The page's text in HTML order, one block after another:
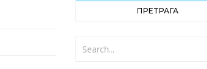
ПРЕТРАГА